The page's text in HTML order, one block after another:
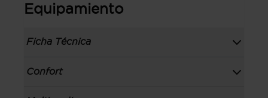
Equipamiento
Ficha Técnica
Información de la versión: número última
Confort